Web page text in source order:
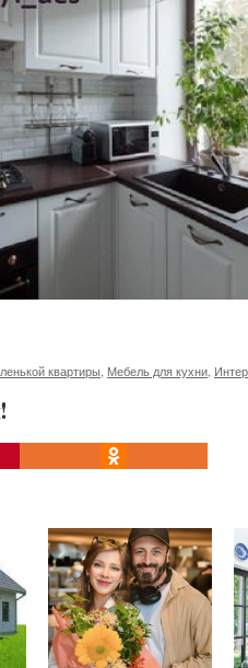
квартиры Мебель для кухни